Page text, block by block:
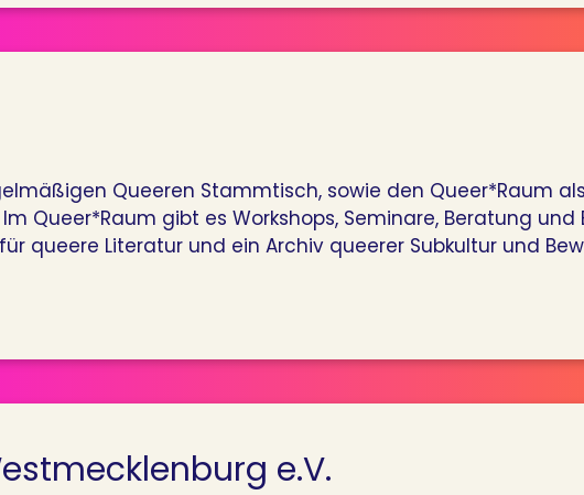
Queeren Stammtisch, sowie den Queer*Raum
Queer*Raum gibt es Workshops, Seminare, Beratung
queere Literatur und ein Archiv queerer Subkultur und
e.V.